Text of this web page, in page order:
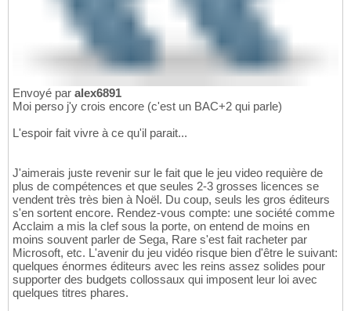
Envoyé par alex6891
Moi perso j'y crois encore (c'est un BAC+2 qui parle)
L'espoir fait vivre à ce qu'il parait...
J'aimerais juste revenir sur le fait que le jeu video requière de
plus de compétences et que seules 2-3 grosses licences se
vendent très très bien à Noël. Du coup, seuls les gros éditeurs
s'en sortent encore. Rendez-vous compte: une société comme
Acclaim a mis la clef sous la porte, on entend de moins en
moins souvent parler de Sega, Rare s'est fait racheter par
Microsoft, etc. L'avenir du jeu vidéo risque bien d'être le suivant:
quelques énormes éditeurs avec les reins assez solides pour
supporter des budgets collossaux qui imposent leur loi avec
quelques titres phares.